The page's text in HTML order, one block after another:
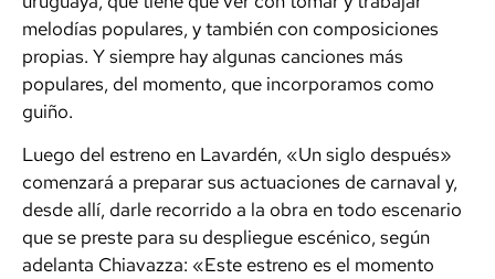
melodías populares, y también con composiciones
propias. Y siempre hay algunas canciones más
populares, del momento, que incorporamos como
guiño.
Luego del estreno en Lavardén, «Un siglo después»
comenzará a preparar sus actuaciones de carnaval y,
desde allí, darle recorrido a la obra en todo escenario
que se preste para su despliegue escénico, según
adelanta Chiavazza: «Este estreno es el momento